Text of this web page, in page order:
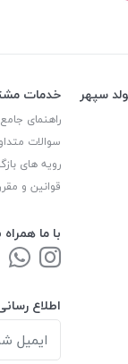
سپهر خدمات
راهنمای
سوالات
رویه های
قوانین و
با ما
اطلاع